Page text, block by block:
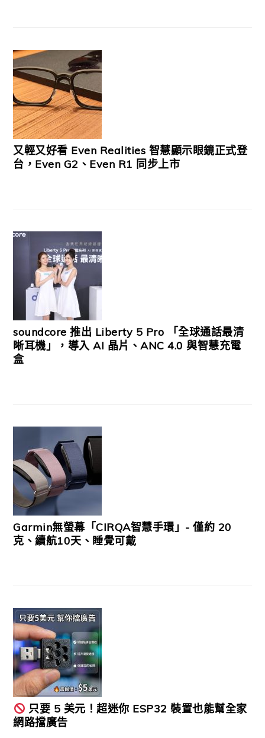
又輕又好看 Even Realities 智慧顯示眼鏡正式登
台，Even G2、Even R1 同步上市
soundcore 推出 Liberty 5 Pro 「全球通話最清
晰耳機」，導入 AI 晶片、ANC 4.0 與智慧充電
盒
Garmin無螢幕「CIRQA智慧手環」- 僅約 20
克、續航10天、睡覺可戴
只要 5 美元！超迷你 ESP32 裝置也能幫全家
網路擋廣告